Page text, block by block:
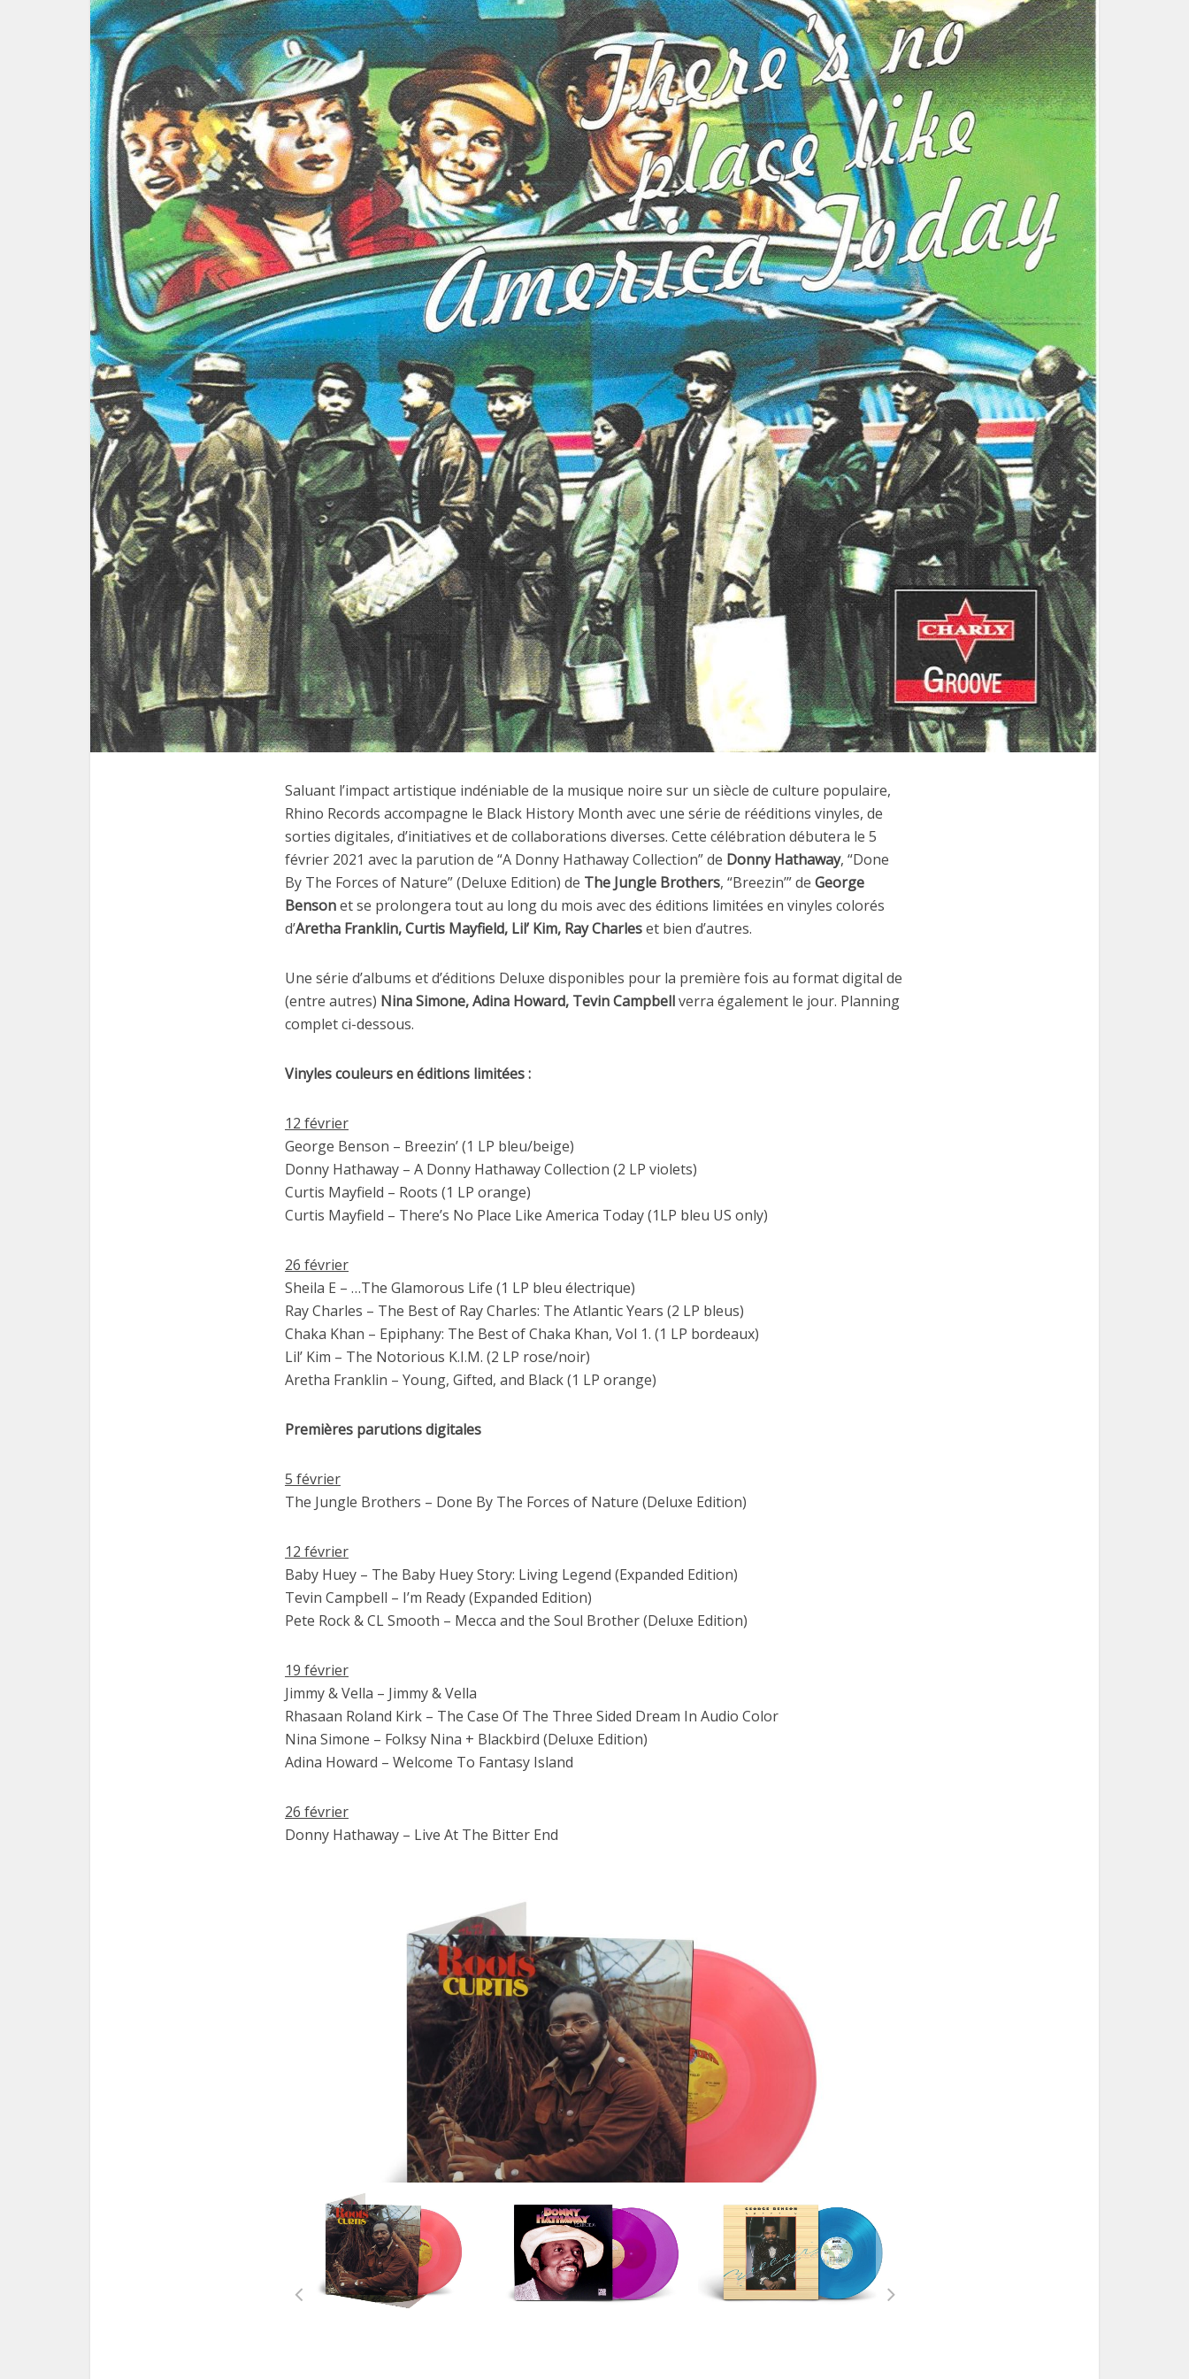
Saluant l’impact artistique indéniable de la musique noire sur un siècle de culture populaire,
Rhino Records accompagne le Black History Month avec une série de rééditions vinyles, de
sorties digitales, d’initiatives et de collaborations diverses. Cette célébration débutera le 5
février 2021 avec la parution de “A Donny Hathaway Collection” de Donny Hathaway, “Done
By The Forces of Nature” (Deluxe Edition) de The Jungle Brothers, “Breezin’” de George
Bensonet se prolongera tout au long du mois avec des éditions limitées en vinyles colorés
d’Aretha Franklin, Curtis Mayfield, Lil’ Kim, Ray Charleset bien d’autres.
Une série d’albums et d’éditions Deluxe disponibles pour la première fois au format digital de
(entre autres) Nina Simone, Adina Howard, Tevin Campbellverra également le jour. Planning
complet ci-dessous.
Vinyles couleurs en éditions limitées :
12 février
George Benson – Breezin’ (1 LP bleu/beige)
Donny Hathaway – A Donny Hathaway Collection (2 LP violets)
Curtis Mayfield – Roots (1 LP orange)
Curtis Mayfield – There’s No Place Like America Today (1LP bleu US only)
26 février
Sheila E – …The Glamorous Life (1 LP bleu électrique)
Ray Charles – The Best of Ray Charles: The Atlantic Years (2 LP bleus)
Chaka Khan – Epiphany: The Best of Chaka Khan, Vol 1. (1 LP bordeaux)
Lil’ Kim – The Notorious K.I.M. (2 LP rose/noir)
Aretha Franklin – Young, Gifted, and Black (1 LP orange)
Premières parutions digitales
5 février
The Jungle Brothers – Done By The Forces of Nature (Deluxe Edition)
12 février
Baby Huey – The Baby Huey Story: Living Legend (Expanded Edition)
Tevin Campbell – I’m Ready (Expanded Edition)
Pete Rock & CL Smooth – Mecca and the Soul Brother (Deluxe Edition)
19 février
Jimmy & Vella – Jimmy & Vella
Rhasaan Roland Kirk – The Case Of The Three Sided Dream In Audio Color
Nina Simone – Folksy Nina + Blackbird (Deluxe Edition)
Adina Howard – Welcome To Fantasy Island
26 février
Donny Hathaway – Live At The Bitter End